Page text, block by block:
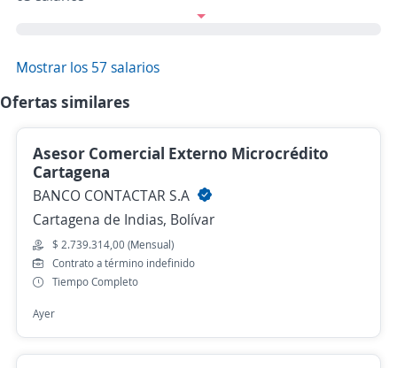
Mostrar los 57 salarios
Ofertas similares
Asesor Comercial Externo Microcrédito
Cartagena
BANCO CONTACTAR S.A
Cartagena de Indias, Bolívar
$ 2.739.314,00 (Mensual)
Contrato a término indefinido
Tiempo Completo
Ayer